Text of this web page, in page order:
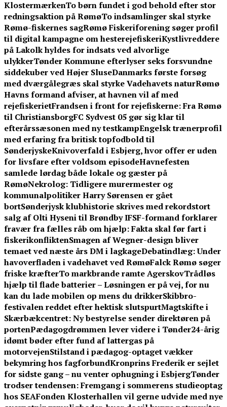
KlostermærkenTo børn fundet i god behold efter stor
redningsaktion på RømøTo indsamlinger skal styrke
Rømø-fiskernes sagRømø Fiskeriforening søger profil
til digital kampagne om hesterejefiskeriKystlivreddere
på Lakolk hyldes for indsats ved alvorlige
ulykkerTønder Kommune efterlyser seks forsvundne
siddekuber ved Højer SluseDanmarks første forsøg
med dværgålegræs skal styrke Vadehavets naturRømø
Havns formand afviser, at havnen vil af med
rejefiskerietFrandsen i front for rejefiskerne: Fra Rømø
til ChristiansborgFC Sydvest 05 gør sig klar til
efterårssæsonen med ny testkampEngelsk trænerprofil
med erfaring fra britisk topfodbold til
SønderjyskeKnivoverfald i Esbjerg, hvor offer er uden
for livsfare efter voldsom episodeHavnefesten
samlede lørdag både lokale og gæster på
RømøNekrolog: Tidligere murermester og
kommunalpolitiker Harry Sørensen er gået
bortSønderjysk klubhistorie skrives med rekordstort
salg af Olti Hyseni til Brøndby IFSF-formand forklarer
fravær fra fælles råb om hjælp: Fakta skal før fart i
fiskerikonfliktenSmagen af Wegner-design bliver
temaet ved næste års DM i lagkageDebatindlæg: Under
havoverfladen i vadehavet ved RømøFalck Rømø søger
friske kræfterTo markbrande ramte AgerskovTrådløs
hjælp til flade batterier – Løsningen er på vej, for nu
kan du lade mobilen op mens du drikkerSkibbro-
festivalen reddet efter hektisk slutspurtMagtskifte i
Skærbækcentret: Ny bestyrelse sender direktøren på
portenPædagogdrømmen lever videre i Tønder24-årig
idømt bøder efter fund af lattergas på
motorvejenStilstand i pædagog-optaget vækker
bekymring hos fagforbundKronprins Frederik er sejlet
for sidste gang – nu venter ophugning i EsbjergTønder
trodser tendensen: Fremgang i sommerens studieoptag
hos SEAFonden Klosterhallen vil gerne udvide med nye